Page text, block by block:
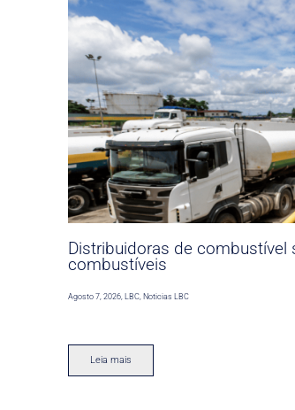
Distribuidoras de combustível
combustíveis
Agosto 7, 2026,LBC,Noticias LBC
Leia mais